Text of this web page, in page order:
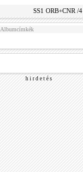
SS1 ORB+CNR /4
Albumcímkék
h i r d e t é s